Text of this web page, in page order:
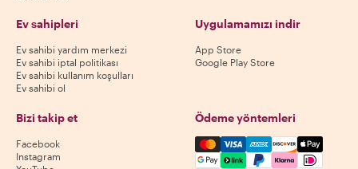
Ev sahipleri
Ev sahibi yardım merkezi
Ev sahibi iptal politikası
Ev sahibi kullanım koşulları
Ev sahibi ol
Uygulamamızı indir
App Store
Google Play Store
Bizi takip et
Facebook
Instagram
Ödeme yöntemleri
Mastercard, Visa, Amex,